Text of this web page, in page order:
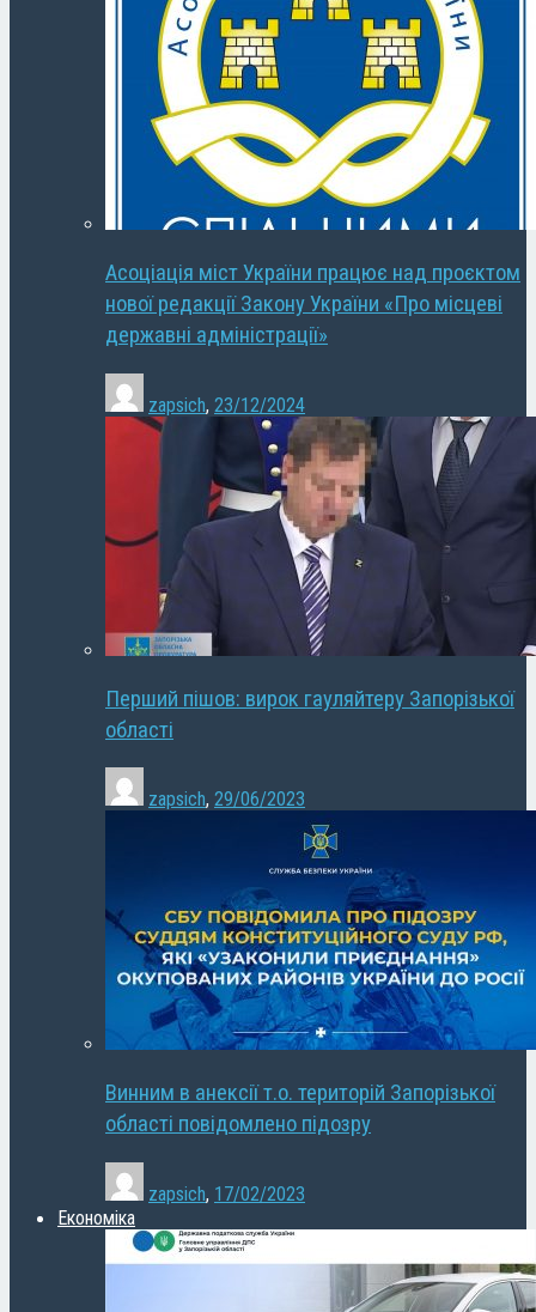
Асоціація міст України працює над проєктом
нової редакції Закону України «Про місцеві
державні адміністрації»
zapsich, 23/12/2024
Перший пішов: вирок гауляйтеру Запорізької
області
zapsich, 29/06/2023
Винним в анексії т.о. територій Запорізької
області повідомлено підозру
zapsich, 17/02/2023
Економіка